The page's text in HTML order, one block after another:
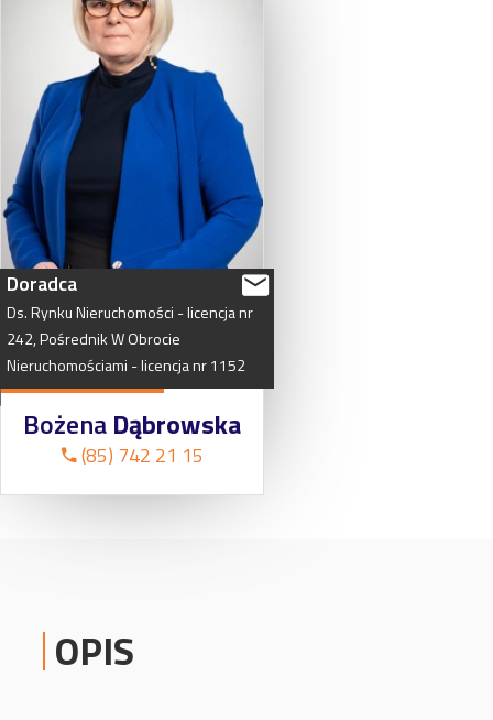
Doradca
Ds.RynkuNieruchomości -licencjanr
242,PośrednikWObrocie
Nieruchomościami -licencjanr1152
BożenaDąbrowska
(85) 742 21 15
OPIS